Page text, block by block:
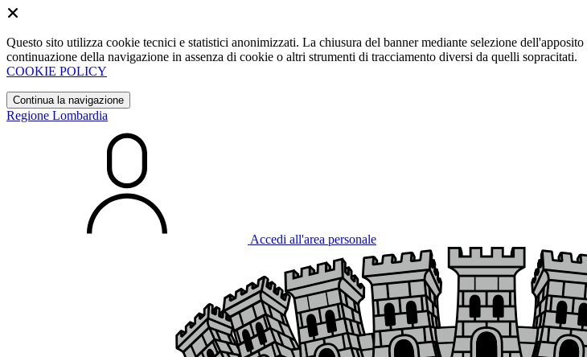
Questo sito utilizza cookie tecnici e statistici anonimizzati. La chiusura del banner mediante selezione
continuazione della navigazione in assenza di cookie o altri strumenti di tracciamento diversi da quelli sopracitati.
COOKIE POLICY
Continua la navigazione
Regione Lombardia
Accedi all'area personale